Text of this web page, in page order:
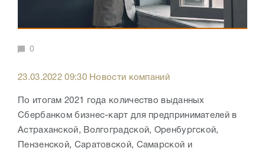
0
23.03.2022 09:30 Новости компаний
По итогам 2021 года количество выданных
Сбербанком бизнес-карт для предпринимателей в
Астраханской, Волгоградской, Оренбургской,
Пензенской, Саратовской, Самарской и